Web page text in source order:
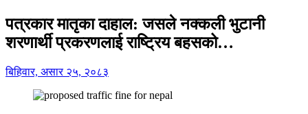
पत्रकार मातृका दाहाल: जसले नक्कली भुटानी
शरणार्थी प्रकरणलाई राष्ट्रिय बहसको…
बिहिवार, असार २५, २०८३